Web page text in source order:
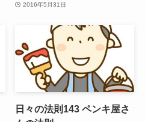
2016年5月31日
日々の法則143 ペンキ屋さ